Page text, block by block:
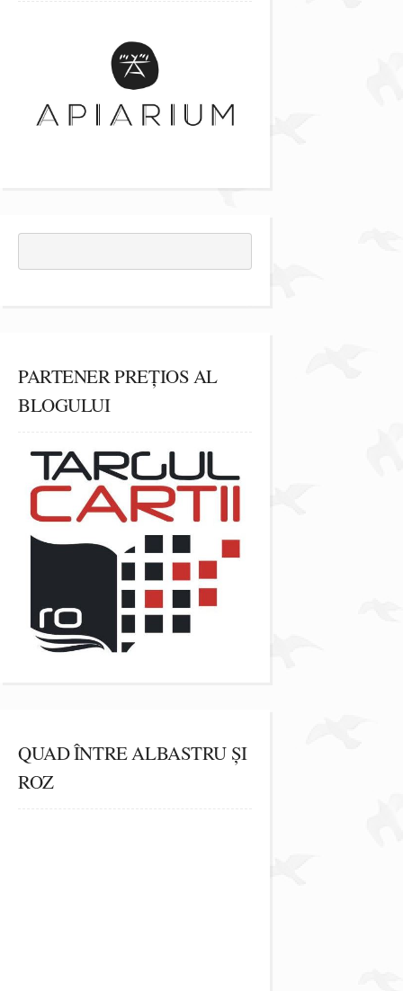
PARTENER PREȚIOS AL
BLOGULUI
QUAD ÎNTRE ALBASTRU ȘI
ROZ